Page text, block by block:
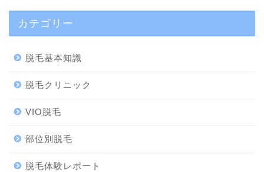
カテゴリー
脱毛基本知識
脱毛クリニック
VIO脱毛
部位別脱毛
脱毛体験レポート